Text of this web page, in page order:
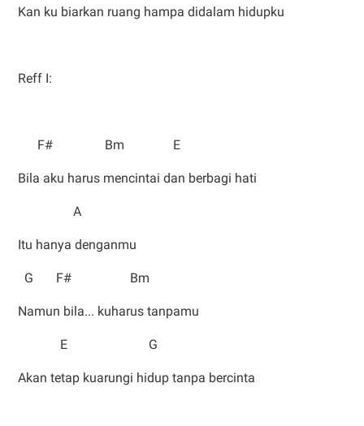
Kan ku biarkan ruang hampa didalam hidupku
Reff I:
F# Bm E
Bila aku harus mencintai dan berbagi hati
A
Itu hanya denganmu
G F# Bm
Namun bila... kuharus tanpamu
E G
Akan tetap kuarungi hidup tanpa bercinta